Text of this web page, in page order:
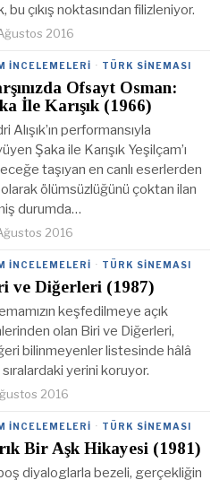
bu çıkış noktasından filizleniyor.
2016
İNCELEMELERI · TÜRK SINEMASI
Ofsayt Osman:
İle Karışık (1966)
Alışık’ın performansıyla
Şaka ile Karışık Yeşilçam’ı
taşıyan en canlı eserlerden
ölümsüzlüğünü çoktan ilan
durumda…
2016
İNCELEMELERI · TÜRK SINEMASI
ve Diğerleri (1987)
keşfedilmeye açık
olan Biri ve Diğerleri,
bilinmeyenler listesinde hâlâ
yerini koruyor.
2016
İNCELEMELERI · TÜRK SINEMASI
Bir Aşk Hikayesi (1981)
diyaloglarla bezeli, gerçekliğin